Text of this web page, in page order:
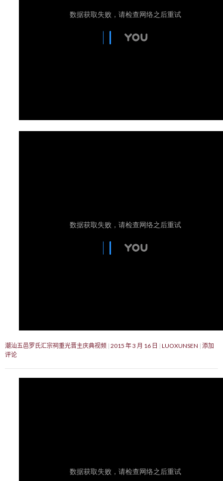
潮汕五邑罗氏汇宗祠重光晋主庆典视频 2015 年 3 月 16 日 LUOXUNSEN 添加
评论